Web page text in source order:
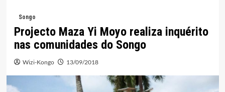
Songo
Projecto Maza Yi Moyo realiza inquérito
nas comunidades do Songo
Wizi-Kongo 13/09/2018